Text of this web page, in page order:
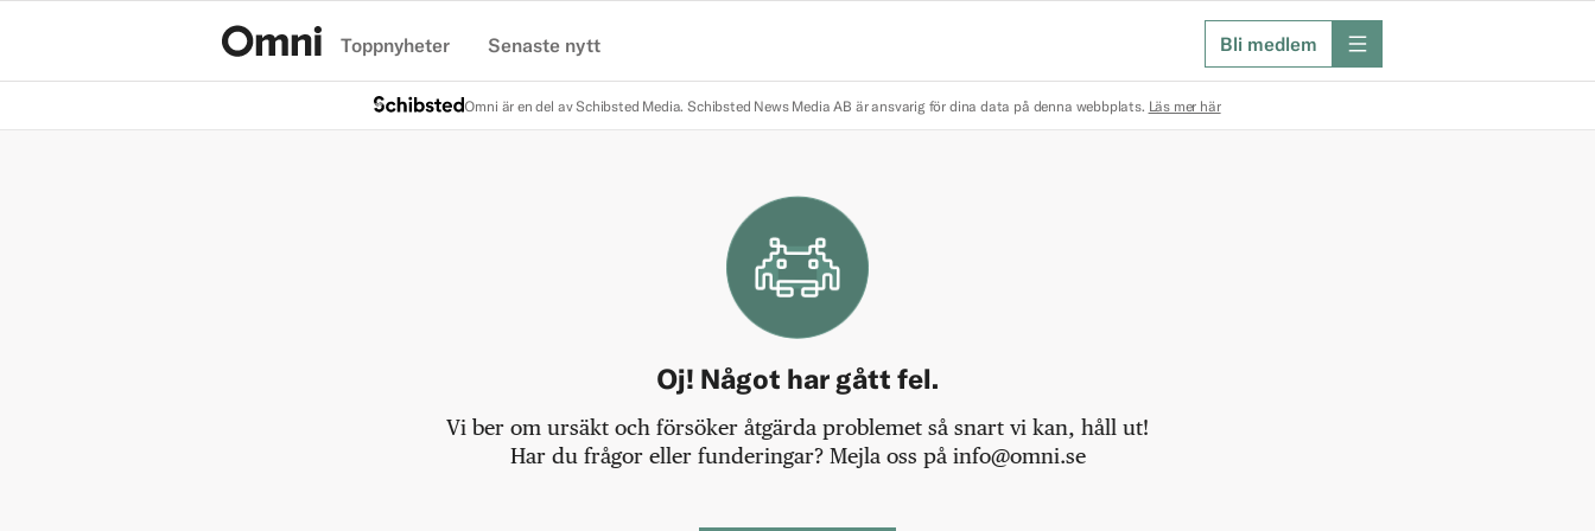
Toppnyheter Senaste nytt Bli medlem meny
Omni är en del av Schibsted Media. Schibsted News Media AB är ansvarig för dina data på denna webbplats. Läs mer här
Oj! Något har gått fel.
Vi ber om ursäkt och försöker åtgärda problemet så snart vi kan, håll ut!
Har du frågor eller funderingar? Mejla oss på info@omni.se